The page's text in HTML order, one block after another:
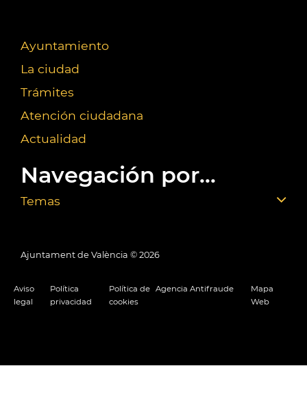
Ayuntamiento
La ciudad
Trámites
Atención ciudadana
Actualidad
Navegación por...
Temas
Ajuntament de València © 2026
Aviso
legal
Política
privacidad
Política de
cookies
Agencia Antifraude
Mapa
Web